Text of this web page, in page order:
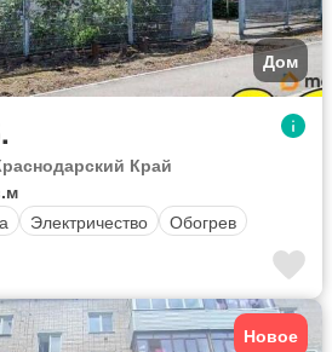
Дом
Край
Электричество Обогрев
Новое